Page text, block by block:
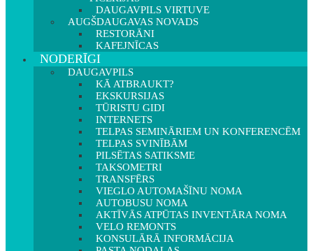
DAUGAVPILS VIRTUVE
AUGŠDAUGAVAS NOVADS
RESTORĀNI
KAFEJNĪCAS
NODERĪGI
DAUGAVPILS
KĀ ATBRAUKT?
EKSKURSIJAS
TŪRISTU GIDI
INTERNETS
TELPAS SEMINĀRIEM UN KONFERENCĒM
TELPAS SVINĪBĀM
PILSĒTAS SATIKSME
TAKSOMETRI
TRANSFĒRS
VIEGLO AUTOMAŠĪNU NOMA
AUTOBUSU NOMA
AKTĪVĀS ATPŪTAS INVENTĀRA NOMA
VELO REMONTS
KONSULĀRĀ INFORMĀCIJA